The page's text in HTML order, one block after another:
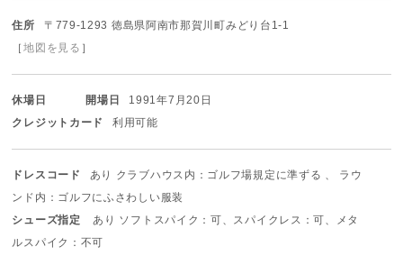
住所
〒779-1293 徳島県阿南市那賀川町みどり台1-1
［地図を見る ］
休場日 開場日
1991年7月20日
クレジットカード
利用可能
ドレスコード
あり クラブハウス内：ゴルフ場規定に準ずる 、 ラウ
ンド内：ゴルフにふさわしい服装
シューズ指定
あり ソフトスパイク：可、スパイクレス：可、メタ
ルスパイク：不可